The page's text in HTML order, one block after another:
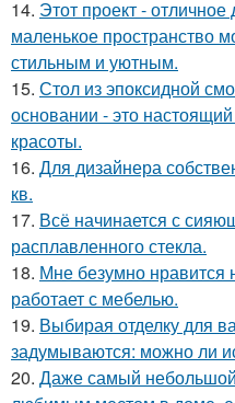
14. Этот проект - отличное
маленькое пространство
стильным и уютным.
15. Стол из эпоксидной
основании - это
красоты.
16. Для дизайнера
кв.
17. Всё начинается с
расплавленного стекла.
18. Мне безумно нравится
работает с мебелью.
19. Выбирая отделку для
задумываются: можно ли
20. Даже самый